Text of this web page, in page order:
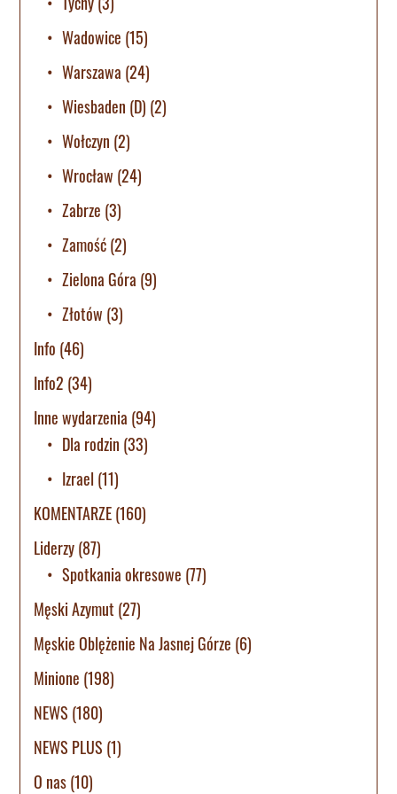
Wadowice (15)
Warszawa (24)
Wiesbaden (D) (2)
Wołczyn (2)
Wrocław (24)
Zabrze (3)
Zamość(2)
Zielona Góra (9)
Złotów (3)
Info (46)
Info2 (34)
Inne wydarzenia (94)
Dla rodzin (33)
Izrael (11)
KOMENTARZE(160)
Liderzy(87)
Spotkania okresowe (77)
Męski Azymut (27)
Męskie Oblężenie Na Jasnej Górze (6)
Minione (198)
NEWS (180)
NEWS PLUS (1)
O nas(10)